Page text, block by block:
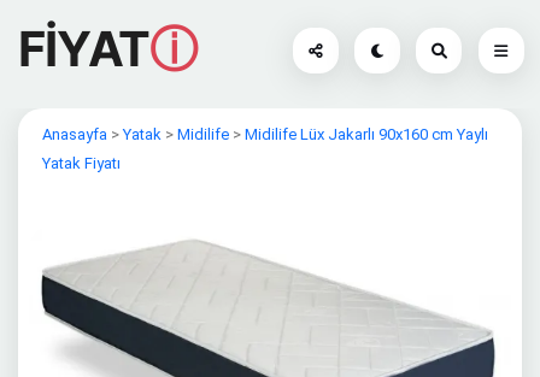
FİYATⓘ
Anasayfa >Yatak > Midilife > Midilife Lüx Jakarlı 90x160 cm Yaylı
Yatak Fiyatı